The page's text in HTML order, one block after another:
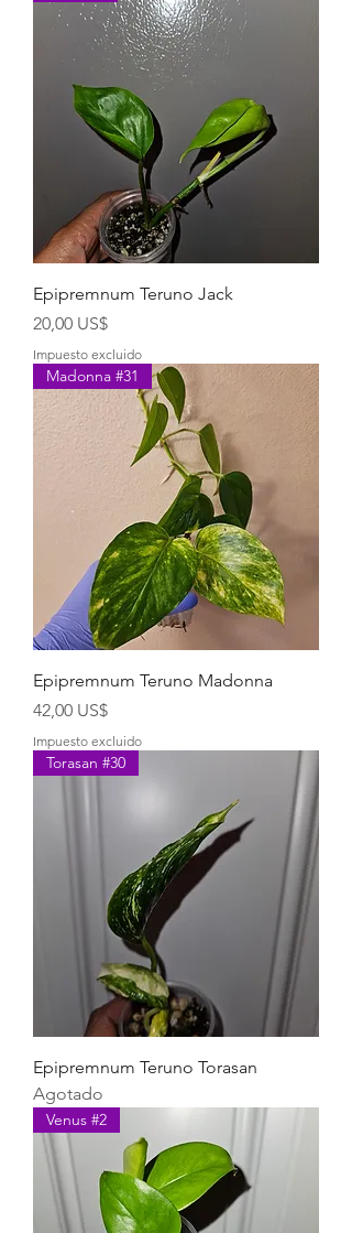
Epipremnum Teruno Jack
Precio
20,00 US$
Impuesto excluido
Madonna #31
Epipremnum Teruno Madonna
Precio
42,00 US$
Impuesto excluido
Torasan #30
Epipremnum Teruno Torasan
Agotado
Venus #2